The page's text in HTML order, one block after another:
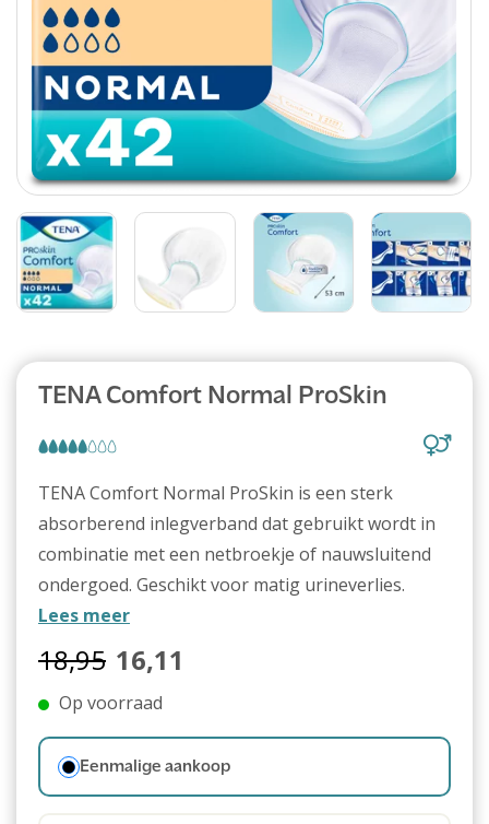
Abonnement
TENA Comfort Normal ProSkin
TENA Comfort Normal ProSkin is een sterk
absorberend inlegverband dat gebruikt wordt in
combinatie met een netbroekje of nauwsluitend
ondergoed. Geschikt voor matig urineverlies.
Lees meer
18,95 16,11
Op voorraad
Eenmalige aankoop